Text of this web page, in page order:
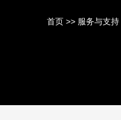
首页 >> 服务与支持